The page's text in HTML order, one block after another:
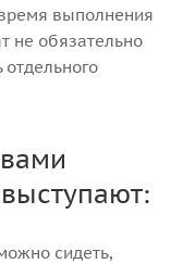
выполнения
не обязательно
сидеть,